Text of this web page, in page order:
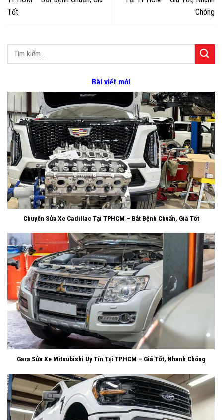
Tốt
Chóng
Bài viết mới
Chuyên Sửa Xe Cadillac Tại TPHCM – Bắt Bệnh Chuẩn, Giá Tốt
Gara Sửa Xe Mitsubishi Uy Tín Tại TPHCM – Giá Tốt, Nhanh Chóng